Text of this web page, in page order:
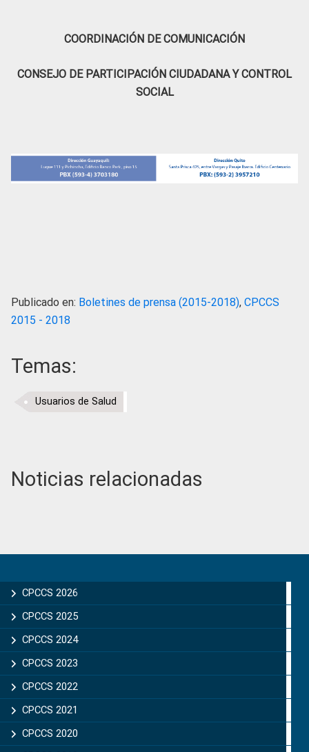
COORDINACIÓN DE COMUNICACIÓN
CONSEJO DE PARTICIPACIÓN CIUDADANA Y CONTROL
SOCIAL
Publicado en: Boletines de prensa (2015-2018), CPCCS
2015 - 2018
Temas:
Usuarios de Salud
Noticias relacionadas
Sidebar
CPCCS 2026
CPCCS 2025
CPCCS 2024
CPCCS 2023
CPCCS 2022
CPCCS 2021
CPCCS 2020